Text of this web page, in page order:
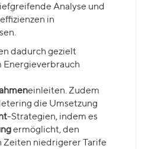
Analyse und
in
dadurch gezielt
Energieverbrauch
einleiten. Zudem
die Umsetzung
-Strategien, indem es
ermöglicht, den
Zeiten niedrigerer Tarife